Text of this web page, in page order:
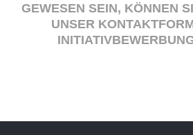
GEWESEN SEIN, KÖNNEN
UNSER